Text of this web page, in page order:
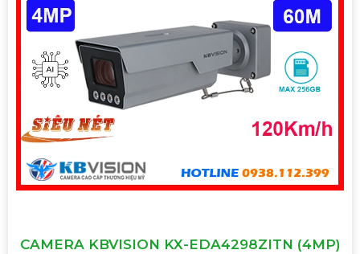
CAMERA KBVISION KX-EDA4298ZITN (4MP)